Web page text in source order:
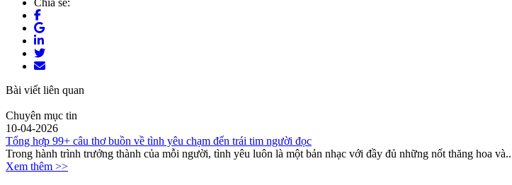
Chia sẻ:
Bài viết liên quan
Chuyên mục tin
10-04-2026
Tổng hợp 99+ câu thơ buồn về tình yêu chạm đến trái tim người đọc
Trong hành trình trưởng thành của mỗi người, tình yêu luôn là một bản nhạc với đầy đủ những nốt thăng hoa
Xem thêm >>